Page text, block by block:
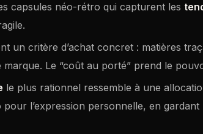
capsules néo-rétro qui capturent les
un critère d’achat concret : matières
Le “coût au porté” prend le
le plus rationnel ressemble à une
l’expression personnelle, en gardant